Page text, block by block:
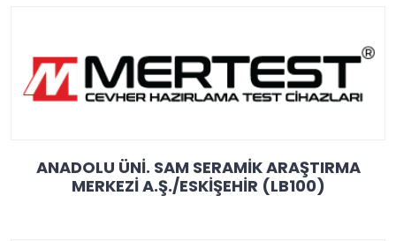
ANADOLU ÜNİ. SAM SERAMİK ARAŞTIRMA
MERKEZİ A.Ş./ESKİŞEHİR (LB100)